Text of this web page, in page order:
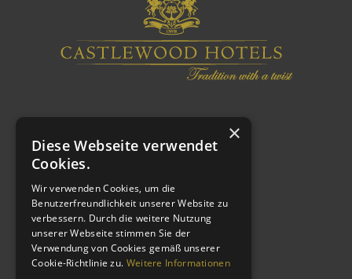
WEITERE LINKS
Impressum
×
Diese Webseite verwendet
Cookies.
Wir verwenden Cookies, um die
Benutzerfreundlichkeit unserer Website zu
verbessern. Durch die weitere Nutzung
unserer Webseite stimmen Sie der
Verwendung von Cookies gemäß unserer
Cookie-Richtlinie zu. Weitere Informationen